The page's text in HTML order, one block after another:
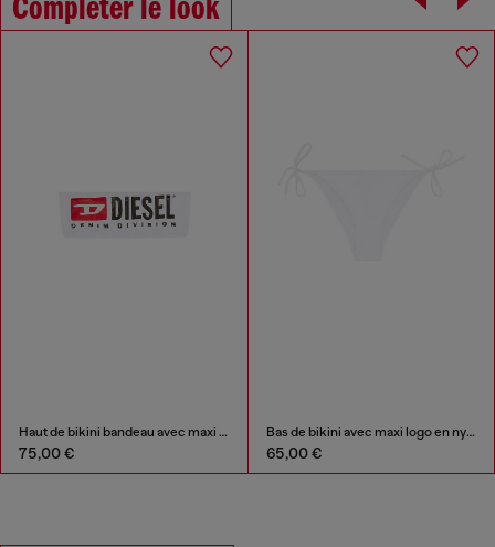
Compléter le look
Haut de bikini bandeau avec maxi logo
75,00 €
Bas de bikini avec maxi logo en nylon recyclé
65,00 €